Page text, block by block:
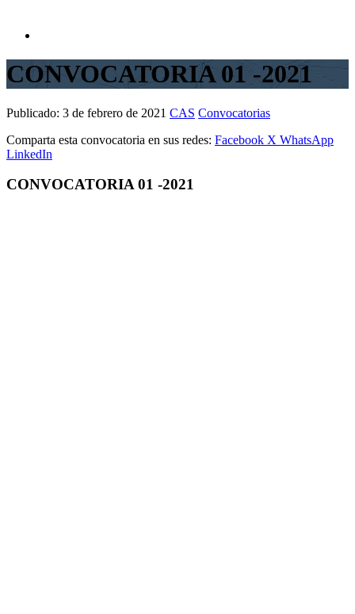
CONVOCATORIA 01 -2021
Publicado: 3 de febrero de 2021 CAS Convocatorias
Comparta esta convocatoria en sus redes: Facebook X WhatsApp
LinkedIn
CONVOCATORIA 01 -2021